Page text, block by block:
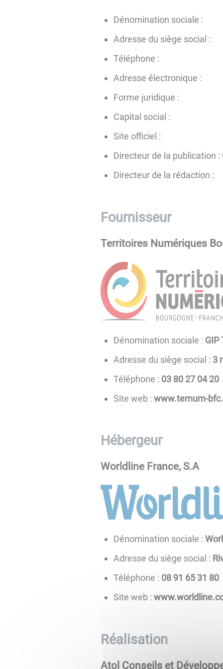
Dénomination sociale :
Adresse du siège social :
Téléphone :
Adresse électronique :
Forme juridique :
Capital social :
Site officiel :
Directeur de la publication :
Directeur de la rédaction :
Fournisseur
Territoires Numériques
Dénomination sociale : GIP
Adresse du siège social : 3
Téléphone : 02 40 72 08 30
Site web : www.ternum-
Hébergeur
Worldline France, S.A
Dénomination sociale :
Adresse du siège social :
Téléphone : 08 13 56 19 80
Site web :
Réalisation
Atol Conseils et